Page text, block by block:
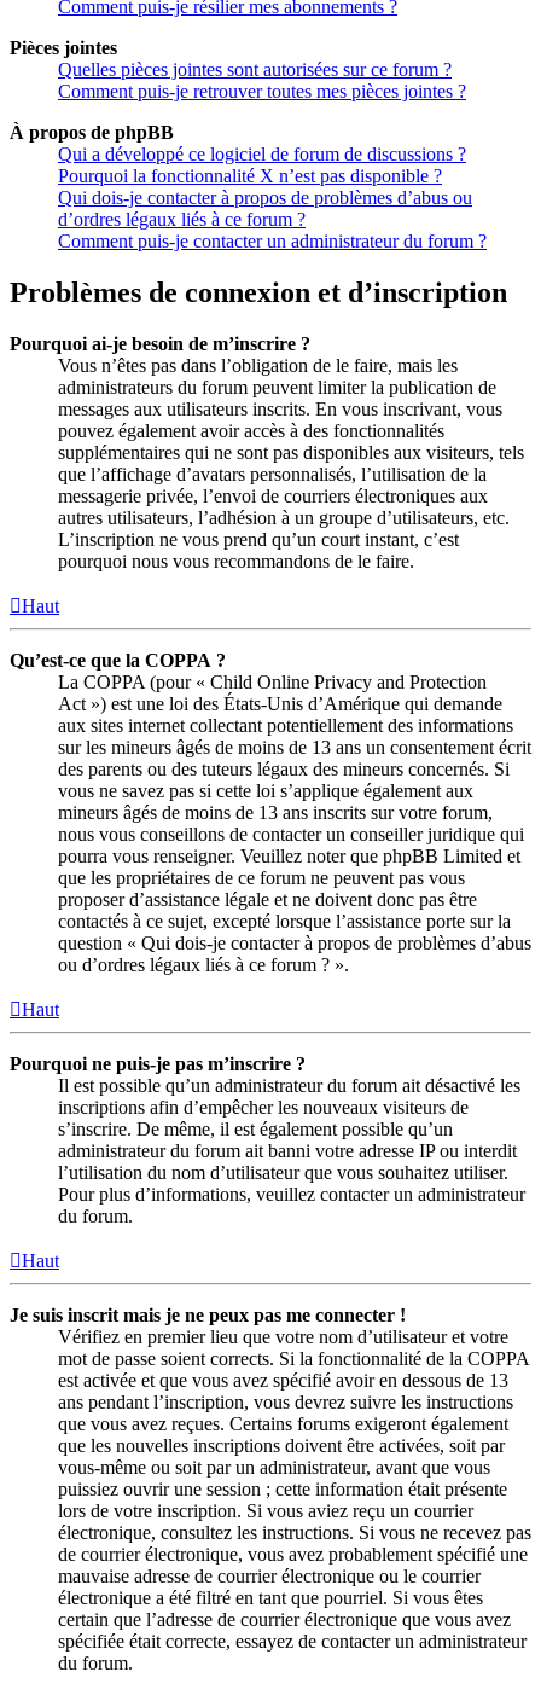
Comment puis-je résilier mes abonnements ?
Pièces jointes
Quelles pièces jointes sont autorisées sur ce forum ?
Comment puis-je retrouver toutes mes pièces jointes ?
À propos de phpBB
Qui a développé ce logiciel de forum de discussions ?
Pourquoi la fonctionnalité X n’est pas disponible ?
Qui dois-je contacter à propos de problèmes d’abus ou
d’ordres légaux liés à ce forum ?
Comment puis-je contacter un administrateur du forum ?
Problèmes de connexion et d’inscription
Pourquoi ai-je besoin de m’inscrire ?
Vous n’êtes pas dans l’obligation de le faire, mais les
administrateurs du forum peuvent limiter la publication de
messages aux utilisateurs inscrits. En vous inscrivant, vous
pouvez également avoir accès à des fonctionnalités
supplémentaires qui ne sont pas disponibles aux visiteurs, tels
que l’affichage d’avatars personnalisés, l’utilisation de la
messagerie privée, l’envoi de courriers électroniques aux
autres utilisateurs, l’adhésion à un groupe d’utilisateurs, etc.
L’inscription ne vous prend qu’un court instant, c’est
pourquoi nous vous recommandons de le faire.
Haut
Qu’est-ce que la COPPA ?
La COPPA (pour « Child Online Privacy and Protection
Act ») est une loi des États-Unis d’Amérique qui demande
aux sites internet collectant potentiellement des informations
sur les mineurs âgés de moins de 13 ans un consentement écrit
des parents ou des tuteurs légaux des mineurs concernés. Si
vous ne savez pas si cette loi s’applique également aux
mineurs âgés de moins de 13 ans inscrits sur votre forum,
nous vous conseillons de contacter un conseiller juridique qui
pourra vous renseigner. Veuillez noter que phpBB Limited et
que les propriétaires de ce forum ne peuvent pas vous
proposer d’assistance légale et ne doivent donc pas être
contactés à ce sujet, excepté lorsque l’assistance porte sur la
question « Qui dois-je contacter à propos de problèmes d’abus
ou d’ordres légaux liés à ce forum ? ».
Haut
Pourquoi ne puis-je pas m’inscrire ?
Il est possible qu’un administrateur du forum ait désactivé les
inscriptions afin d’empêcher les nouveaux visiteurs de
s’inscrire. De même, il est également possible qu’un
administrateur du forum ait banni votre adresse IP ou interdit
l’utilisation du nom d’utilisateur que vous souhaitez utiliser.
Pour plus d’informations, veuillez contacter un administrateur
du forum.
Haut
Je suis inscrit mais je ne peux pas me connecter !
Vérifiez en premier lieu que votre nom d’utilisateur et votre
mot de passe soient corrects. Si la fonctionnalité de la COPPA
est activée et que vous avez spécifié avoir en dessous de 13
ans pendant l’inscription, vous devrez suivre les instructions
que vous avez reçues. Certains forums exigeront également
que les nouvelles inscriptions doivent être activées, soit par
vous-même ou soit par un administrateur, avant que vous
puissiez ouvrir une session ; cette information était présente
lors de votre inscription. Si vous aviez reçu un courrier
électronique, consultez les instructions. Si vous ne recevez pas
de courrier électronique, vous avez probablement spécifié une
mauvaise adresse de courrier électronique ou le courrier
électronique a été filtré en tant que pourriel. Si vous êtes
certain que l’adresse de courrier électronique que vous avez
spécifiée était correcte, essayez de contacter un administrateur
du forum.